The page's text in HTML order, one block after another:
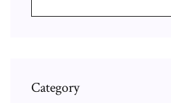
Category